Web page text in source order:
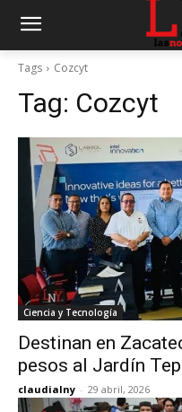
Tags Cozcyt
Tag: Cozcyt
Ciencia y Tecnología
Destinan en
pesos al Jardín
claudialny - 29 abril, 2026